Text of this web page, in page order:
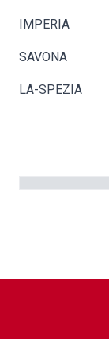
IMPERIA
SAVONA
LA-SPEZIA